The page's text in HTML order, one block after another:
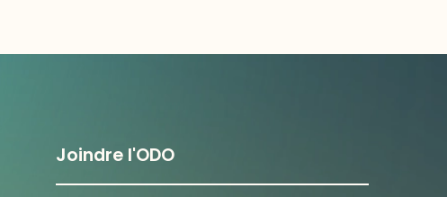
Joindre l'ODO